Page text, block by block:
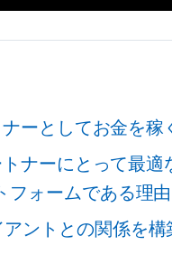
ーとしてお金を稼
ナーにとって最適
フォームである理由
ントとの関係を構